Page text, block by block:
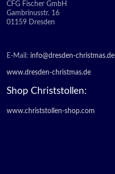
CFG Fischer GmbH
Gambrinusstr. 16
01159 Dresden
E-Mail: info@dresden-christmas.de
www.dresden-christmas.de
Shop Christstollen:
www.christstollen-shop.com